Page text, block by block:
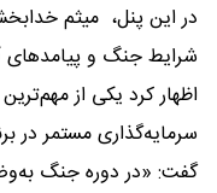
شرایط جنگ و پیامدهای
اظهار کرد یکی از
سرمایه‌گذاری مستمر
گفت: «در دوره جنگ